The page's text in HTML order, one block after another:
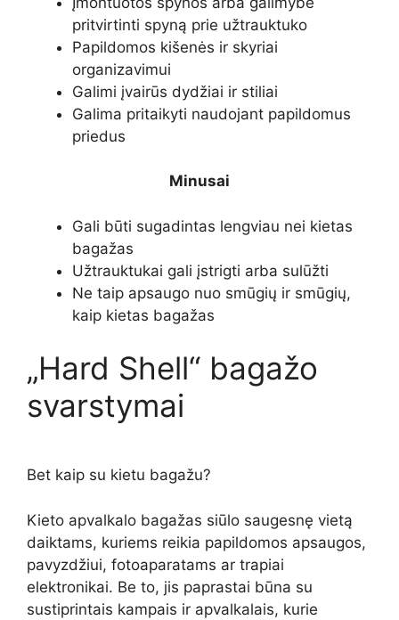
pritvirtinti spyną prie užtrauktuko
Papildomos kišenės ir skyriai
organizavimui
Galimi įvairūs dydžiai ir stiliai
Galima pritaikyti naudojant papildomus
priedus
Minusai
Gali būti sugadintas lengviau nei kietas
bagažas
Užtrauktukai gali įstrigti arba sulūžti
Ne taip apsaugo nuo smūgių ir smūgių,
kaip kietas bagažas
„Hard Shell“ bagažo
svarstymai
Bet kaip su kietu bagažu?
Kieto apvalkalo bagažas siūlo saugesnę vietą
daiktams, kuriems reikia papildomos apsaugos,
pavyzdžiui, fotoaparatams ar trapiai
elektronikai. Be to, jis paprastai būna su
sustiprintais kampais ir apvalkalais, kurie